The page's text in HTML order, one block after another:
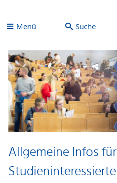
Menü Suche
Allgemeine Infos für
Studieninteressierte